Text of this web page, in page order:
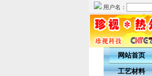
用户名：
网站首页
工艺材料